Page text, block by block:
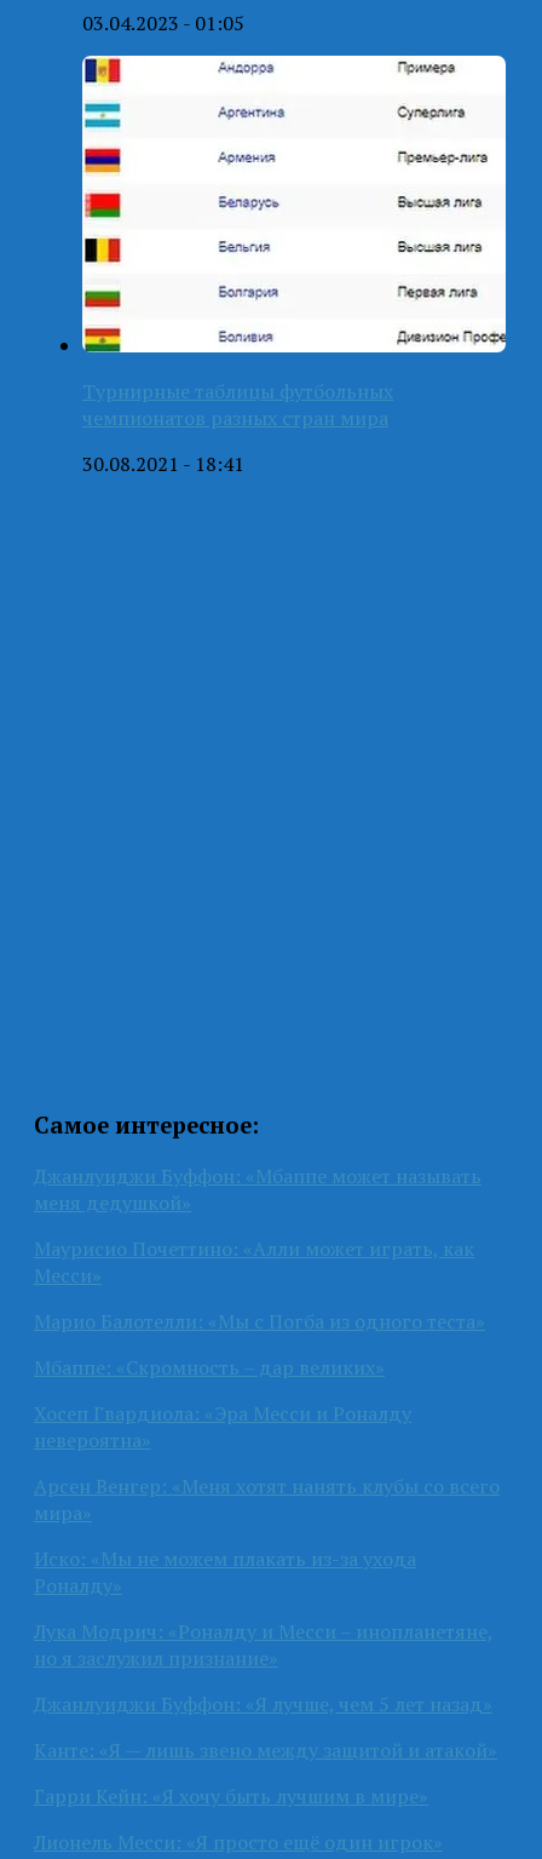
03.04.2023 - 01:05
Турнирные таблицы футбольных
чемпионатов разных стран мира
30.08.2021 - 18:41
Самое интересное:
Джанлуиджи Буффон: «Мбаппе может называть
меня дедушкой»
Маурисио Почеттино: «Алли может играть, как
Месси»
Марио Балотелли: «Мы с Погба из одного теста»
Мбаппе: «Скромность – дар великих»
Хосеп Гвардиола: «Эра Месси и Роналду
невероятна»
Арсен Венгер: «Меня хотят нанять клубы со всего
мира»
Иско: «Мы не можем плакать из-за ухода
Роналду»
Лука Модрич: «Роналду и Месси – инопланетяне,
но я заслужил признание»
Джанлуиджи Буффон: «Я лучше, чем 5 лет назад»
Канте: «Я — лишь звено между защитой и атакой»
Гарри Кейн: «Я хочу быть лучшим в мире»
Лионель Месси: «Я просто ещё один игрок»